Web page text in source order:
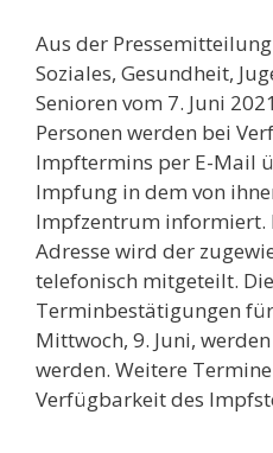
Aus der
Soziales, Gesundheit,
Senioren vom 7. Juni
Personen werden bei
Impftermins per E-Mail
Impfung in dem von
Impfzentrum informiert.
Adresse wird der
telefonisch mitgeteilt.
Terminbestätigungen
Mittwoch, 9. Juni,
werden. Weitere
Verfügbarkeit des